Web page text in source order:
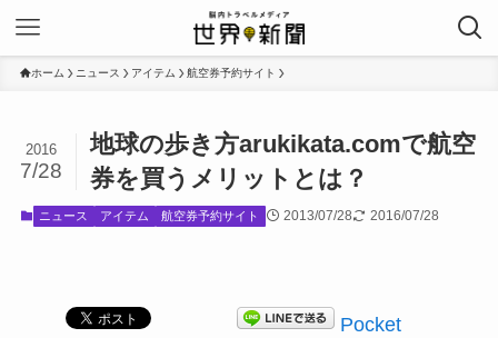
ホーム ニュース アイテム 航空券予約サイト
地球の歩き方arukikata.comで航空
券を買うメリットとは？
2016
7/28
ニュース アイテム 航空券予約サイト 2013/07/28 2016/07/28
Pocket